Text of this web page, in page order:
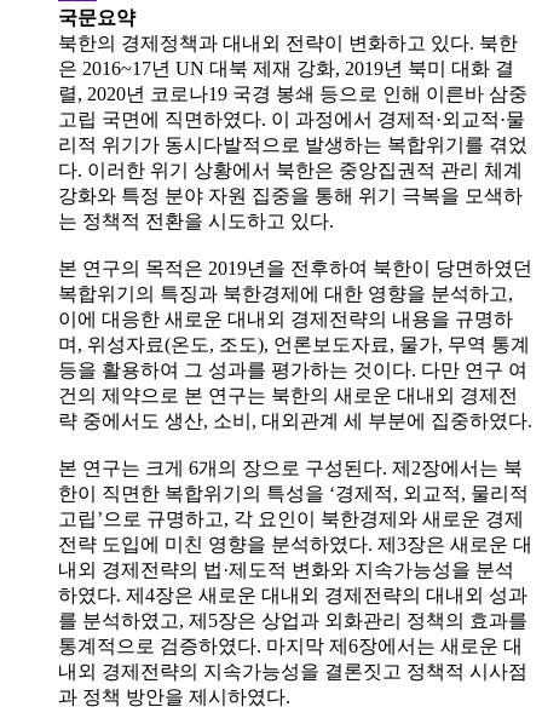
국문요약
북한의 경제정책과 대내외 전략이 변화하고 있다. 북한
은 2016~17년 UN 대북 제재 강화, 2019년 북미 대화 결
렬, 2020년 코로나19 국경 봉쇄 등으로 인해 이른바 삼중
고립 국면에 직면하였다. 이 과정에서 경제적·외교적·물
리적 위기가 동시다발적으로 발생하는 복합위기를 겪었
다. 이러한 위기 상황에서 북한은 중앙집권적 관리 체계
강화와 특정 분야 자원 집중을 통해 위기 극복을 모색하
는 정책적 전환을 시도하고 있다.
본 연구의 목적은 2019년을 전후하여 북한이 당면하였던
복합위기의 특징과 북한경제에 대한 영향을 분석하고,
이에 대응한 새로운 대내외 경제전략의 내용을 규명하
며, 위성자료(온도, 조도), 언론보도자료, 물가, 무역 통계
등을 활용하여 그 성과를 평가하는 것이다. 다만 연구 여
건의 제약으로 본 연구는 북한의 새로운 대내외 경제전
략 중에서도 생산, 소비, 대외관계 세 부분에 집중하였다.
본 연구는 크게 6개의 장으로 구성된다. 제2장에서는 북
한이 직면한 복합위기의 특성을 ‘경제적, 외교적, 물리적
고립’으로 규명하고, 각 요인이 북한경제와 새로운 경제
전략 도입에 미친 영향을 분석하였다. 제3장은 새로운 대
내외 경제전략의 법·제도적 변화와 지속가능성을 분석
하였다. 제4장은 새로운 대내외 경제전략의 대내외 성과
를 분석하였고, 제5장은 상업과 외화관리 정책의 효과를
통계적으로 검증하였다. 마지막 제6장에서는 새로운 대
내외 경제전략의 지속가능성을 결론짓고 정책적 시사점
과 정책 방안을 제시하였다.